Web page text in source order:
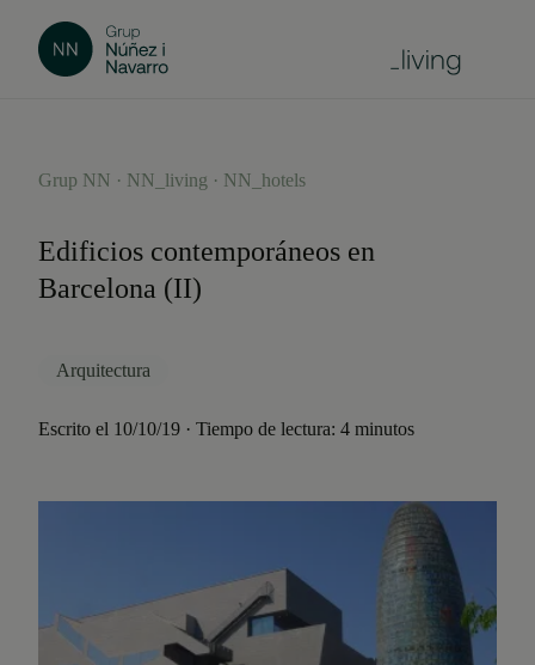
Grup NN · NN_living · NN_hotels
Edificios contemporáneos en
Barcelona (II)
Arquitectura
Escrito el 10/10/19 · Tiempo de lectura: 4 minutos